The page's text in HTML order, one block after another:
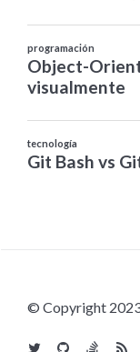
© Copyright